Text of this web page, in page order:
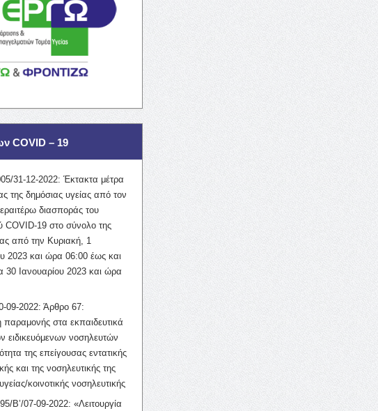
COVID – 19
31-12-2022: Έκτακτα μέτρα
της δημόσιας υγείας από τον
διασποράς του
COVID-19 στο σύνολο της
από την Κυριακή, 1
2023 και ώρα 06:00 έως και
30 Ιανουαρίου 2023 και ώρα
09-2022: Άρθρο 67:
στα εκπαιδευτικά
ειδικευόμενων νοσηλευτών
της επείγουσας εντατικής
και της νοσηλευτικής της
κοινοτικής νοσηλευτικής
Β’/07-09-2022: «Λειτουργία